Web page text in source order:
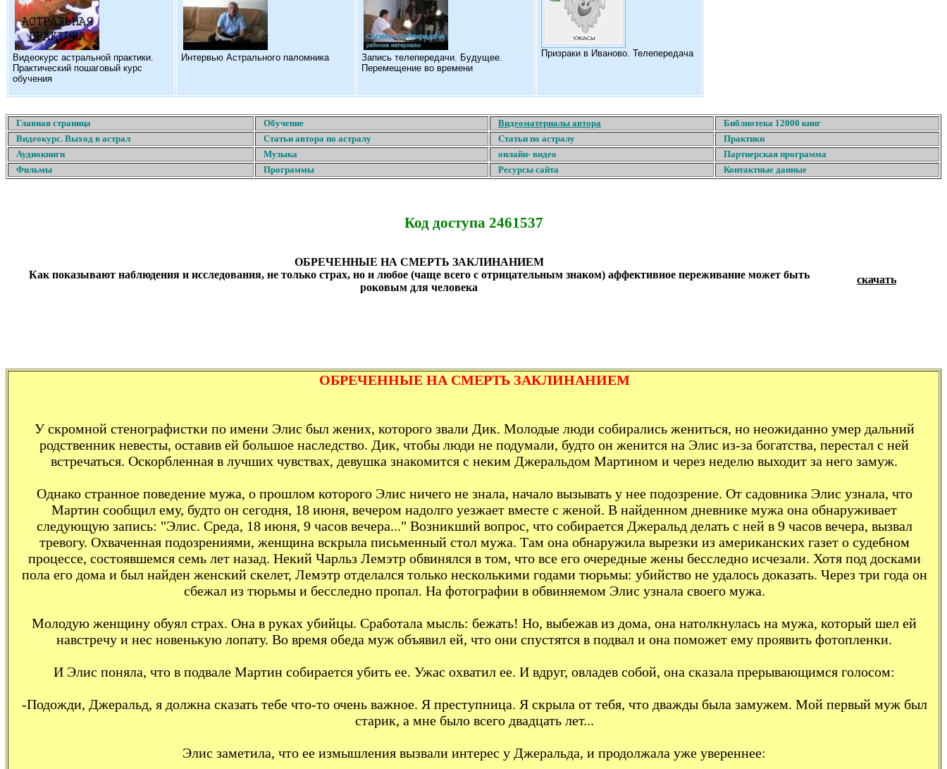
Видеокурс астральной практики.
Практический пошаговый курс
обучения
Интервью Астрального паломника
Запись телепередачи. Будущее.
Перемещение во времени
Призраки в Иваново. Телепередача
Главная страница Обучение Видеоматериалы автора
Библиотека 12000 книг
Видеокурс. Выход в астрал
Статьи автора по астралу Статьи по астралу
Практики
Аудиокниги
Музыка онлайн- видео
Партнерская программа
Фильмы
Программы Ресурсы сайта Контактные данные
Код доступа 2461537
ОБРЕЧЕННЫЕ НА СМЕРТЬ ЗАКЛИНАНИЕМ
Как показывают наблюдения и исследования, не только страх, но и любое (чаще всего с отрицательным знаком) аффективное переживание может быть
роковым для человека
скачать
ОБРЕЧЕННЫЕ НА СМЕРТЬ ЗАКЛИНАНИЕМ
У скромной стенографистки по имени Элис был жених, которого звали Дик. Молодые люди собирались жениться, но неожиданно умер дальний
родственник невесты, оставив ей большое наследство. Дик, чтобы люди не подумали, будто он женится на Элис из-за богатства, перестал с ней
встречаться. Оскорбленная в лучших чувствах, девушка знакомится с неким Джеральдом Мартином и через неделю выходит за него замуж.
Однако странное поведение мужа, о прошлом которого Элис ничего не знала, начало вызывать у нее подозрение. От садовника Элис узнала, что
Мартин сообщил ему, будто он сегодня, 18 июня, вечером надолго уезжает вместе с женой. В найденном дневнике мужа она обнаруживает
следующую запись: "Элис. Среда, 18 июня, 9 часов вечера..." Возникший вопрос, что собирается Джеральд делать с ней в 9 часов вечера, вызвал
тревогу. Охваченная подозрениями, женщина вскрыла письменный стол мужа. Там она обнаружила вырезки из американских газет о судебном
процессе, состоявшемся семь лет назад. Некий Чарльз Лемэтр обвинялся в том, что все его очередные жены бесследно исчезали. Хотя под досками
пола его дома и был найден женский скелет, Лемэтр отделался только несколькими годами тюрьмы: убийство не удалось доказать. Через три года он
сбежал из тюрьмы и бесследно пропал. На фотографии в обвиняемом Элис узнала своего мужа.
Молодую женщину обуял страх. Она в руках убийцы. Сработала мысль: бежать! Но, выбежав из дома, она натолкнулась на мужа, который шел ей
навстречу и нес новенькую лопату. Во время обеда муж объявил ей, что они спустятся в подвал и она поможет ему проявить фотопленки.
И Элис поняла, что в подвале Мартин собирается убить ее. Ужас охватил ее. И вдруг, овладев собой, она сказала прерывающимся голосом:
-Подожди, Джеральд, я должна сказать тебе что-то очень важное. Я преступница. Я скрыла от тебя, что дважды была замужем. Мой первый муж был
старик, а мне было всего двадцать лет...
Элис заметила, чтo ее измышления вызвали интерес у Джеральда, и продолжала уже увереннее: